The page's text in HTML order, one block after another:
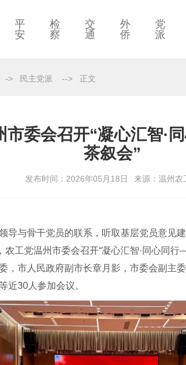
平
安
检
察
交
通
外
侨
党
派
-> 民主党派 --> 正文
市委会召开“凝心汇智·
茶叙会”
发布时间：2026年05月18日 来源：温州农
导与骨干党员的联系，听取基层党员意见
农工党温州市委会召开“凝心汇智·同心同
，市人民政府副市长章月影，市委会副主
近30人参加会议。